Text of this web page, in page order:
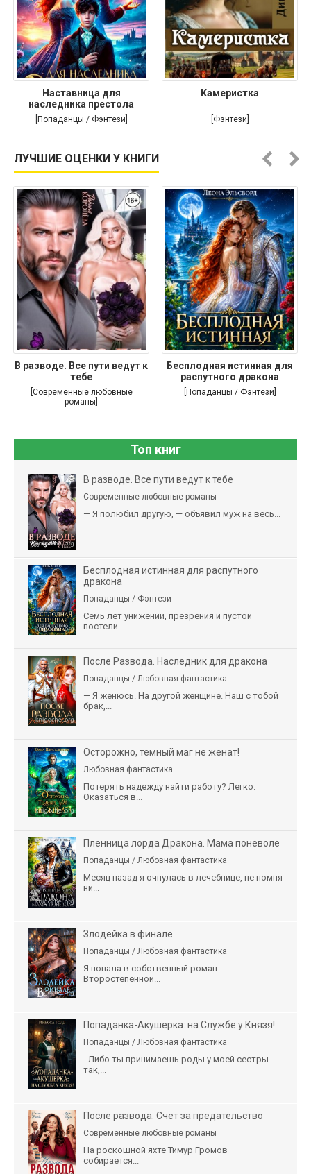
Наставница для
наследника престола
[Попаданцы / Фэнтези]
Камеристка
[Фэнтези]
ЛУЧШИЕ ОЦЕНКИ У КНИГИ
В разводе. Все пути ведут к
тебе
[Современные любовные
романы]
Бесплодная истинная для
распутного дракона
[Попаданцы / Фэнтези]
Топ книг
В разводе. Все пути ведут к тебе
Современные любовные романы
— Я полюбил другую, — объявил муж на весь...
Бесплодная истинная для распутного
дракона
Попаданцы / Фэнтези
Семь лет унижений, презрения и пустой
постели....
После Развода. Наследник для дракона
Попаданцы / Любовная фантастика
— Я женюсь. На другой женщине. Наш с тобой
брак,...
Осторожно, темный маг не женат!
Любовная фантастика
Потерять надежду найти работу? Легко.
Оказаться в...
Пленница лорда Дракона. Мама поневоле
Попаданцы / Любовная фантастика
Месяц назад я очнулась в лечебнице, не помня
ни...
Злодейка в финале
Попаданцы / Любовная фантастика
Я попала в собственный роман.
Второстепенной...
Попаданка-Акушерка: на Службе у Князя!
Попаданцы / Любовная фантастика
- Либо ты принимаешь роды у моей сестры
так,...
После развода. Счет за предательство
Современные любовные романы
На роскошной яхте Тимур Громов
собирается...